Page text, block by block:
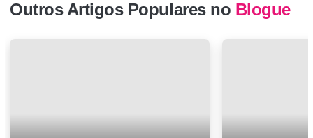
Outros Artigos Populares no Blogue